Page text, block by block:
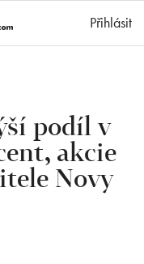
Přihlásit
podíl v
akcie
Novy